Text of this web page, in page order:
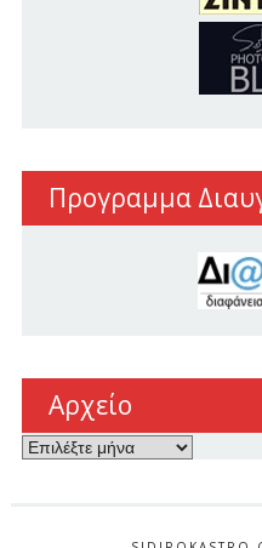
Προγραμμα
Αρχείο
Αρχείο